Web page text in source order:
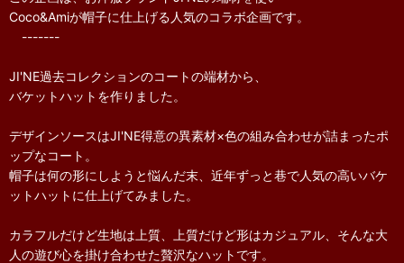
Coco&Amiが帽子に仕上げる人気のコラボ企画です。
-------
JI'NE過去コレクションのコートの端材から、
バケットハットを作りました。
デザインソースはJI'NE得意の異素材×色の組み合わせが詰まったポ
ップなコート。
帽子は何の形にしようと悩んだ末、近年ずっと巷で人気の高いバケ
ットハットに仕上げてみました。
カラフルだけど生地は上質、上質だけど形はカジュアル、そんな大
人の遊び心を掛け合わせた贅沢なハットです。